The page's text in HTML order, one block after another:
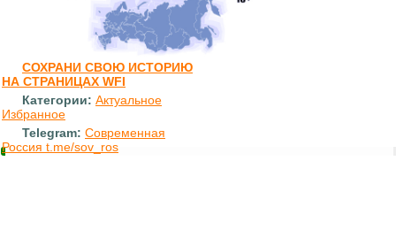
СОХРАНИ СВОЮ ИСТОРИЮ
НА СТРАНИЦАХ WFI
Категории: Актуальное
Избранное
Telegram: Современная
Россия t.me/sov_ros